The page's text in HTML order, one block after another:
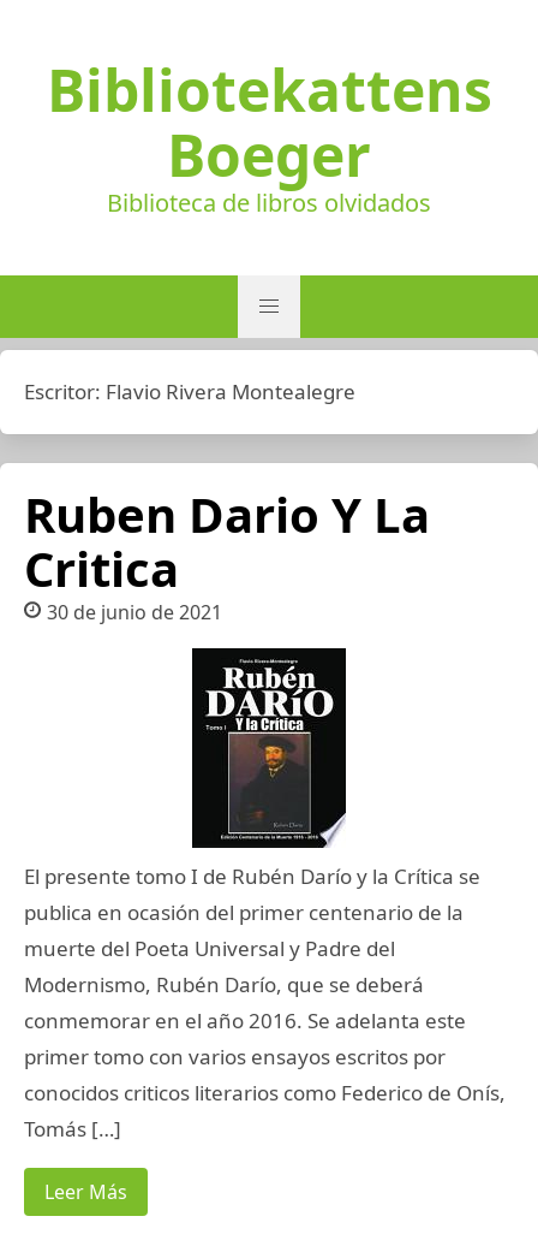
Bibliotekattens
Boeger
Biblioteca de libros olvidados
Escritor: Flavio Rivera Montealegre
Ruben Dario Y La
Critica
30 de junio de 2021
El presente tomo I de Rubén Darío y la Crítica se
publica en ocasión del primer centenario de la
muerte del Poeta Universal y Padre del
Modernismo, Rubén Darío, que se deberá
conmemorar en el año 2016. Se adelanta este
primer tomo con varios ensayos escritos por
conocidos criticos literarios como Federico de Onís,
Tomás […]
Leer Más